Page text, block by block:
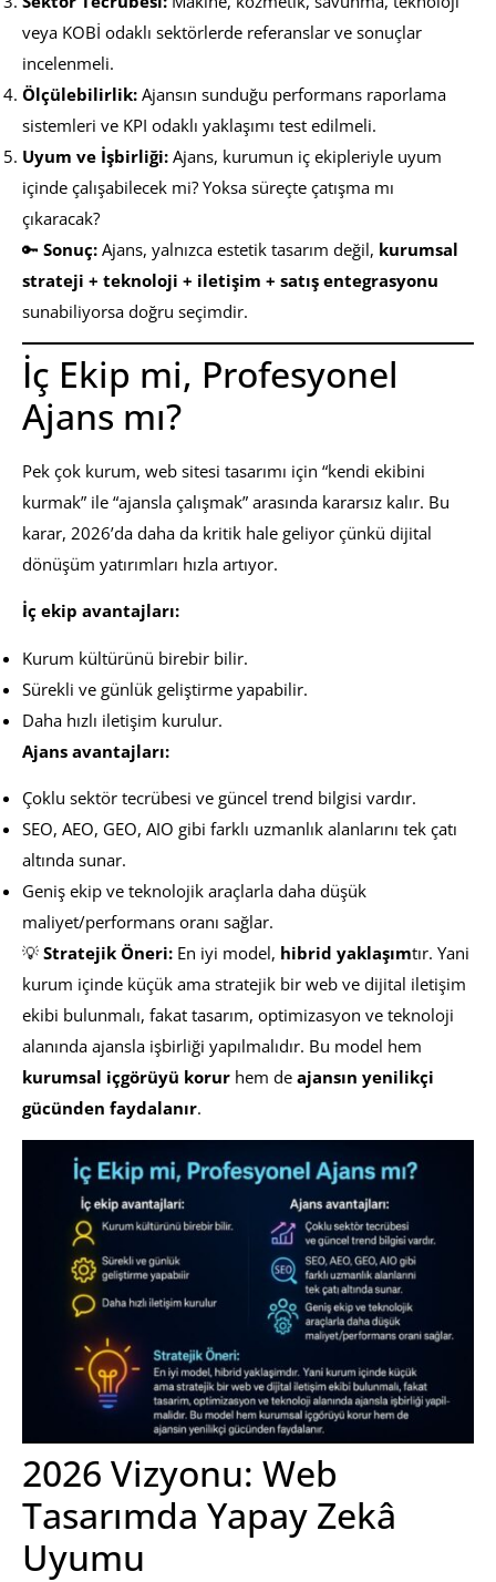
veya KOBİ odaklı sektörlerde referanslar ve sonuçlar
incelenmeli.
Ölçülebilirlik: Ajansın sunduğu performans raporlama
sistemleri ve KPI odaklı yaklaşımı test edilmeli.
Uyum ve İşbirliği: Ajans, kurumun iç ekipleriyle uyum
içinde çalışabilecek mi? Yoksa süreçte çatışma mı
çıkaracak?
🔑 Sonuç: Ajans, yalnızca estetik tasarım değil, kurumsal
strateji + teknoloji + iletişim + satış entegrasyonu
sunabiliyorsa doğru seçimdir.
İç Ekip mi, Profesyonel
Ajans mı?
Pek çok kurum, web sitesi tasarımı için “kendi ekibini
kurmak” ile “ajansla çalışmak” arasında kararsız kalır. Bu
karar, 2026’da daha da kritik hale geliyor çünkü dijital
dönüşüm yatırımları hızla artıyor.
İç ekip avantajları:
Kurum kültürünü birebir bilir.
Sürekli ve günlük geliştirme yapabilir.
Daha hızlı iletişim kurulur.
Ajans avantajları:
Çoklu sektör tecrübesi ve güncel trend bilgisi vardır.
SEO, AEO, GEO, AIO gibi farklı uzmanlık alanlarını tek çatı
altında sunar.
Geniş ekip ve teknolojik araçlarla daha düşük
maliyet/performans oranı sağlar.
💡 Stratejik Öneri: En iyi model, hibrid yaklaşımtır. Yani
kurum içinde küçük ama stratejik bir web ve dijital iletişim
ekibi bulunmalı, fakat tasarım, optimizasyon ve teknoloji
alanında ajansla işbirliği yapılmalıdır. Bu model hem
kurumsal içgörüyü korur hem de ajansın yenilikçi
gücünden faydalanır.
2026 Vizyonu: Web
Tasarımda Yapay Zekâ
Uyumu